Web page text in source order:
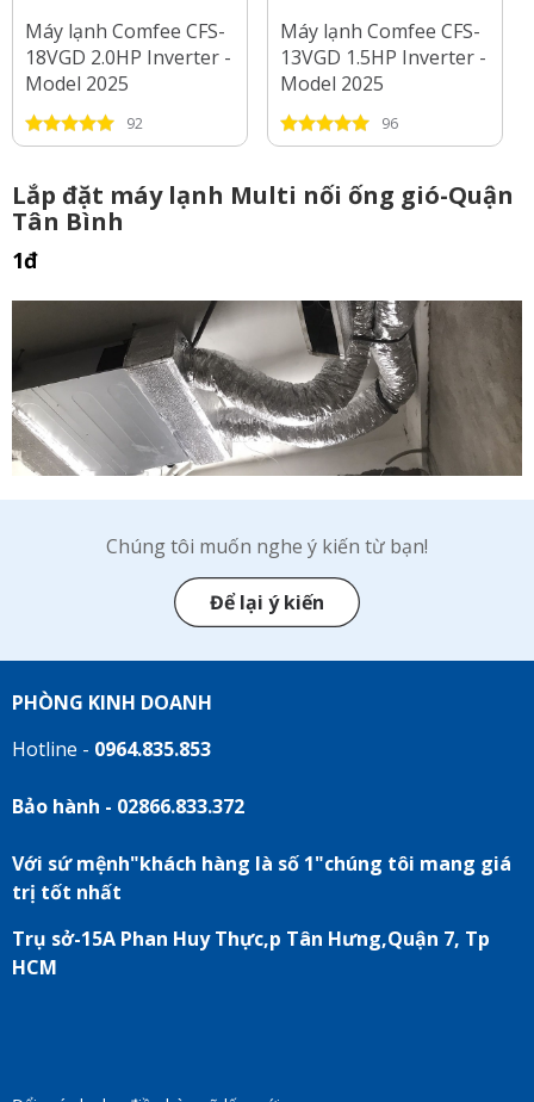
Máy lạnh Comfee CFS-
18VGD 2.0HP Inverter -
Model 2025
92
Máy lạnh Comfee CFS-
13VGD 1.5HP Inverter -
Model 2025
96
Lắp đặt máy lạnh Multi nối ống gió-Quận
Tân Bình
1đ
Chúng tôi muốn nghe ý kiến từ bạn!
Để lại ý kiến
PHÒNG KINH DOANH
Hotline - 0964.835.853
Bảo hành - 02866.833.372
Với sứ mệnh"khách hàng là số 1"chúng tôi mang giá
trị tốt nhất
Trụ sở-15A Phan Huy Thực,p Tân Hưng,Quận 7, Tp
HCM